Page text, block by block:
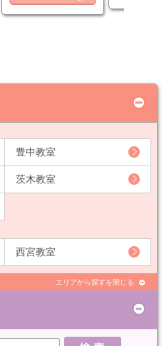
豊中教室
茨木教室
西宮教室
エリアから探すを閉じる